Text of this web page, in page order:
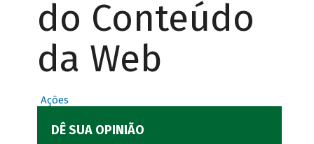
do Conteúdo
da Web
Ações
DÊ SUA OPINIÃO